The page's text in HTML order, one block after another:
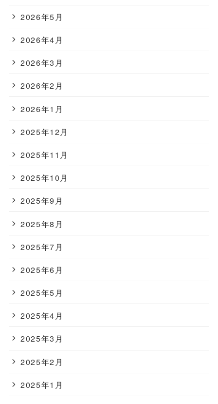
2026年5月
2026年4月
2026年3月
2026年2月
2026年1月
2025年12月
2025年11月
2025年10月
2025年9月
2025年8月
2025年7月
2025年6月
2025年5月
2025年4月
2025年3月
2025年2月
2025年1月